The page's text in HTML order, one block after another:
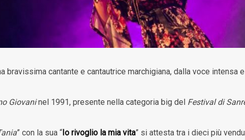
bravissima cantante e cantautrice marchigiana, dalla voce intensa
Giovaninel 1991, presente nella categoria big del Festival di
” con la sua “Io rivoglio la mia vita” si attesta tra i dieci più